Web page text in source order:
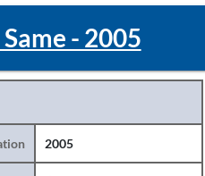
- 2005
2005